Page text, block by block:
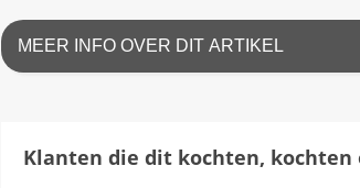
MEER INFO OVER DIT ARTIKEL
Klanten die dit kochten, kochten